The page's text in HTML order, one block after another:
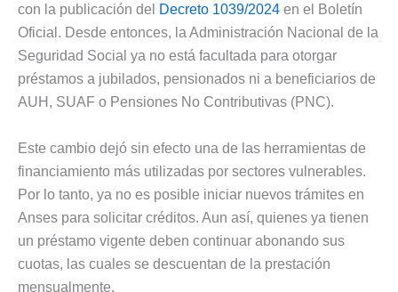
con la publicación del
Decreto 1039/2024 en el Boletín
Oficial. Desde entonces, la Administración Nacional de la
Seguridad Social ya no está facultada para otorgar
préstamos a jubilados, pensionados ni a beneficiarios de
AUH, SUAF o Pensiones No Contributivas (PNC).
Este cambio dejó sin efecto una de las herramientas de
financiamiento más utilizadas por sectores vulnerables.
Por lo tanto, ya no es posible iniciar nuevos trámites en
Anses para solicitar créditos. Aun así, quienes ya tienen
un préstamo vigente deben continuar abonando sus
cuotas, las cuales se descuentan de la prestación
mensualmente.